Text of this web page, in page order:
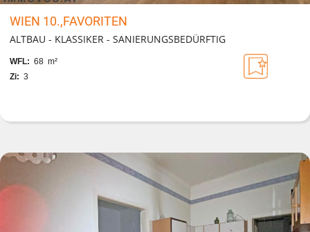
WIEN 10.,FAVORITEN
ALTBAU - KLASSIKER - SANIERUNGSBEDÜRFTIG
WFL: 68 m²
Zi: 3